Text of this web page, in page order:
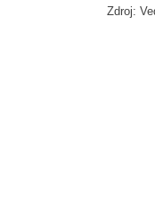
Zdroj: